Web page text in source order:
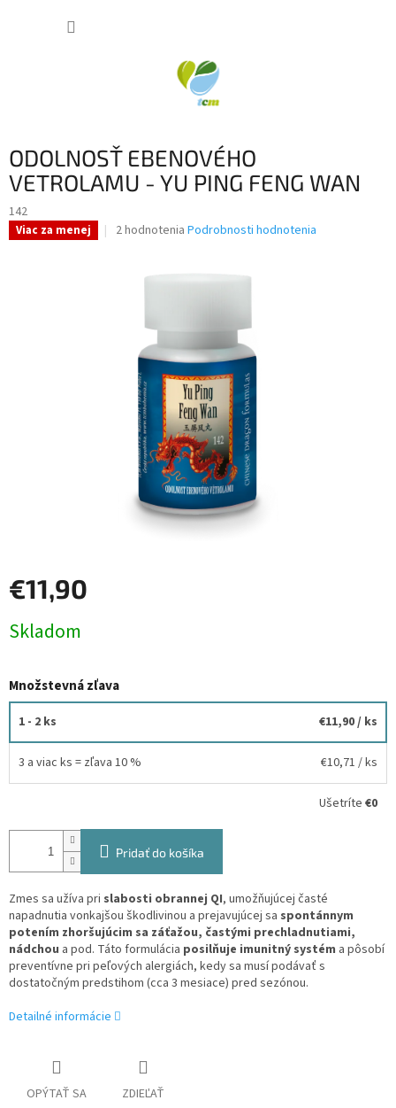
ODOLNOSŤ EBENOVÉHO
VETROLAMU - YU PING FENG WAN
142
Viac za menej
Priemerné
hviezdičiek.
2 hodnotenia Podrobnosti hodnotenia
€11,90
cena:
Skladom
Množstevná zľava
1 - 2 ks €11,90/ ks
3 a viac ks = zľava 10 % €10,71 / ks
Ušetríte €0
Pridať do košíka
Zmes sa užíva pri slabosti obrannej QI, umožňujúcej časté
napadnutia vonkajšou škodlivinou a prejavujúcej sa spontánnym
potením zhoršujúcim sa záťažou, častými prechladnutiami,
nádchou a pod. Táto formulácia posilňuje imunitný systém a pôsobí
preventívne pri peľových alergiách, kedy sa musí podávať s
dostatočným predstihom (cca 3 mesiace) pred sezónou.
Detailné informácie
OPÝTAŤ SA ZDIEĽAŤ